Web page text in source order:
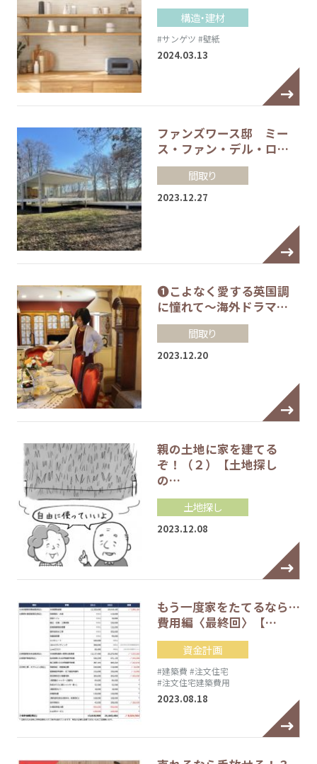
構造・建材
#サンゲツ #壁紙
2024.03.13
ファンズワース邸 ミー
ス・ファン・デル・ロ…
間取り
2023.12.27
❶こよなく愛する英国調
に憧れて～海外ドラマ…
間取り
2023.12.20
親の土地に家を建てる
ぞ！（２）【土地探し
の…
土地探し
2023.12.08
もう一度家をたてるなら…
費用編〈最終回〉【…
資金計画
#建築費 #注文住宅
#注文住宅建築費用
2023.08.18